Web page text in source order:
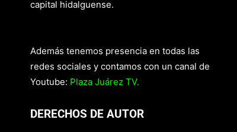
capital hidalguense.
Además tenemos presencia en todas las
redes sociales y contamos con un canal de
Youtube: Plaza Juárez TV.
DERECHOS DE AUTOR